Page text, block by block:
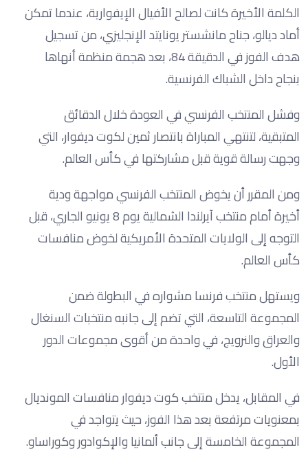
الكلمة الأخيرة كانت لصالح الأفيال الإيفوارية، عندما تمكن
أماد ديالو، جناح مانشستر يونايتد الإنجليزي، من تسجيل
هدف الفوز في الدقيقة 84، بعد هجمة منظمة أنهاها
بنجاح داخل الشباك الفرنسية.
وفشل المنتخب الفرنسي في العودة خلال الدقائق
المتبقية، لتنتهي المباراة بانتصار ثمين لكوت ديفوار، التي
وجهت رسالة قوية قبل مشاركتها في كأس العالم.
ومن المقرر أن يخوض المنتخب الفرنسي مواجهة ودية
أخيرة أمام منتخب آيرلندا الشمالية يوم 8 يونيو الجاري، قبل
التوجه إلى الولايات المتحدة الأمريكية لخوض منافسات
كأس العالم.
ويستهل منتخب فرنسا مشواره في البطولة ضمن
المجموعة التاسعة، التي تضم إلى جانبه منتخبات السنغال
والعراق والنرويج، في واحدة من أقوى مجموعات الدور
الأول.
في المقابل، يدخل منتخب كوت ديفوار منافسات المونديال
بمعنويات مرتفعة بعد هذا الفوز، حيث يتواجد في
المجموعة الخامسة إلى جانب ألمانيا والإكوادور وكوراساو.